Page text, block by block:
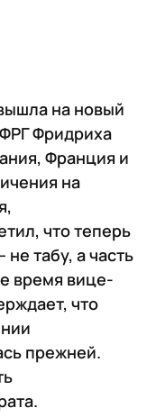
на новый
Фридриха
Франция и
на
что теперь
табу, а часть
время вице-
что
прежней.